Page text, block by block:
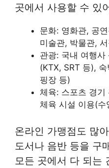
곳에서 사용할 수 있
문화: 영화관, 공
미술관, 박물관,
관광: 국내 여행
(KTX, SRT 등),
핑장 등)
체육: 스포츠 경기
체육 시설 이용(수
온라인 가맹점도 많
도서나 음반 등을 구
모든 곳에서 다 되는